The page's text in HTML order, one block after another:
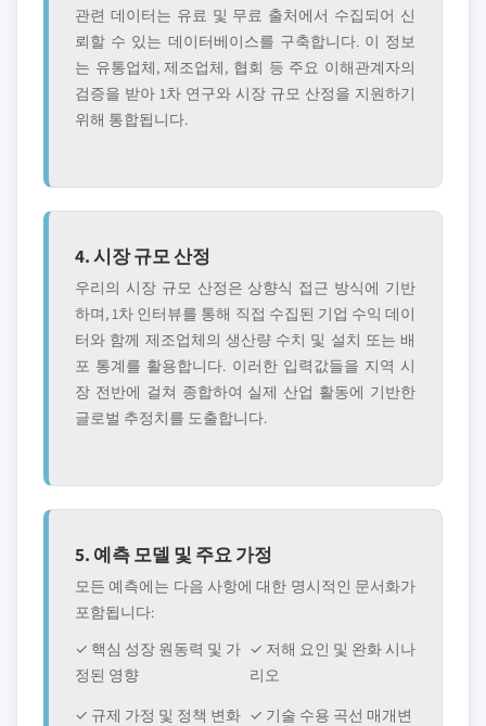
관련 데이터는 유료 및 무료 출처에서 수집되어 신
뢰할 수 있는 데이터베이스를 구축합니다. 이 정보
는 유통업체, 제조업체, 협회 등 주요 이해관계자의
검증을 받아 1차 연구와 시장 규모 산정을 지원하기
위해 통합됩니다.
4. 시장 규모 산정
우리의 시장 규모 산정은 상향식 접근 방식에 기반
하며, 1차 인터뷰를 통해 직접 수집된 기업 수익 데이
터와 함께 제조업체의 생산량 수치 및 설치 또는 배
포 통계를 활용합니다. 이러한 입력값들을 지역 시
장 전반에 걸쳐 종합하여 실제 산업 활동에 기반한
글로벌 추정치를 도출합니다.
5. 예측 모델 및 주요 가정
모든 예측에는 다음 사항에 대한 명시적인 문서화가
포함됩니다:
✓ 핵심 성장 원동력 및 가
정된 영향
✓ 저해 요인 및 완화 시나
리오
✓ 규제 가정 및 정책 변화 ✓ 기술 수용 곡선 매개변